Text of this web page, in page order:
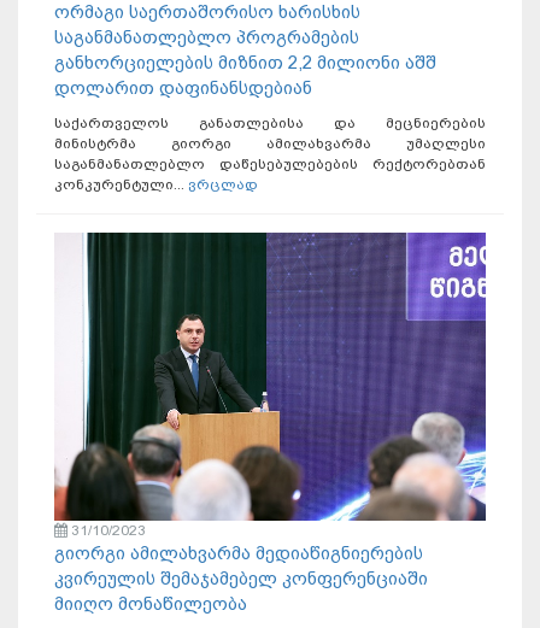
ორმაგი საერთაშორისო ხარისხის
საგანმანათლებლო პროგრამების
განხორციელების მიზნით 2,2 მილიონი აშშ
დოლარით დაფინანსდებიან
საქართველოს განათლებისა და მეცნიერების
მინისტრმა გიორგი ამილახვარმა უმაღლესი
საგანმანათლებლო დაწესებულებების რექტორებთან
კონკურენტული... ვრცლად
31/10/2023
გიორგი ამილახვარმა მედიაწიგნიერების
კვირეულის შემაჯამებელ კონფერენციაში
მიიღო მონაწილეობა